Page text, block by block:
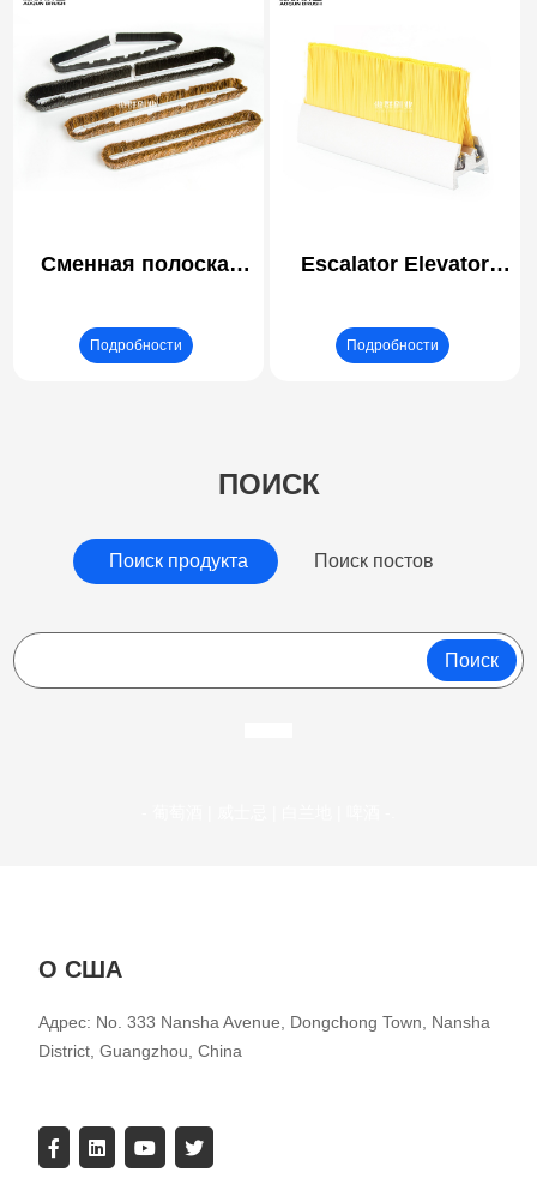
Розетка для стола
конференц-стола
Розетка для рабочего
стола Втулка для
стола Flip Up
Сменная полоска-
потолочной насадки
пылесоса
Подробности
Escalator Elevator
Lift Side Escalator
Brush Guard | EN115
Brush for Escalator
Подробности
ПОИСК
Поиск продукта Поиск постов
Поиск
О США
Адрес: No. 333 Nansha Avenue, Dongchong Town, Nansha
District, Guangzhou, China